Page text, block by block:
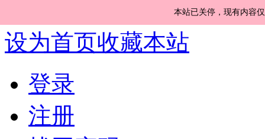
本站已关停，现有内容
设为首页收藏本站
登录
注册